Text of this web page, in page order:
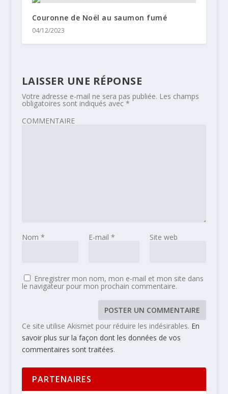
Couronne de Noël au saumon fumé
04/12/2023
LAISSER UNE RÉPONSE
Votre adresse e-mail ne sera pas publiée. Les champs
obligatoires sont indiqués avec *
COMMENTAIRE
Nom * E-mail * Site web
Enregistrer mon nom, mon e-mail et mon site dans
le navigateur pour mon prochain commentaire.
Ce site utilise Akismet pour réduire les indésirables. En
savoir plus sur la façon dont les données de vos
commentaires sont traitées.
PARTENAIRES